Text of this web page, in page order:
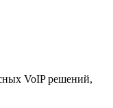
VoIP решений,